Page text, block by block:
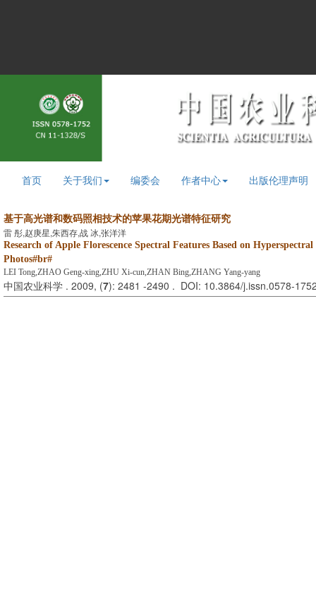
首页 关于我们 编委会 作者中心 出版伦理声明
基于高光谱和数码照相技术的苹果花期光谱特征研究
雷 彤,赵庚星,朱西存,战 冰,张洋洋
Research of Apple Florescence Spectral Features Based on
Photos#br#
LEI Tong,ZHAO Geng-xing,ZHU Xi-cun,ZHAN Bing,ZHANG Yang-yang
中国农业科学 . 2009, (7): 2481 -2490 . DOI: 10.3864/j.issn.0578-